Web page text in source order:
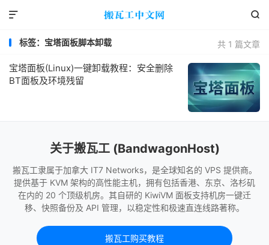


共 1 篇文章
标签：宝塔面板脚本卸载
宝塔面板(Linux)一键卸载教程：安全删除
BT面板及环境残留
关于搬瓦工 (BandwagonHost)
搬瓦工隶属于加拿大 IT7 Networks，是全球知名的 VPS 提供商。
提供基于 KVM 架构的高性能主机，拥有包括香港、东京、洛杉矶
在内的 20 个顶级机房。其自研的 KiwiVM 面板支持机房一键迁
移、快照备份及 API 管理，以稳定性和极速直连线路著称。
搬瓦工购买教程